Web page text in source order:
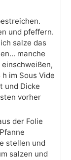
und pfeffern.
salze das
manche
im Sous Vide
und Dicke
vorher
der Folie
stellen und
salzen und